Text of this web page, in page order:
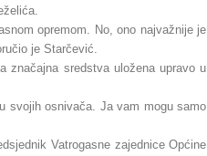
opremom. No, ono najvažnije je
je Starčević.
značajna sredstva uložena upravo u
svojih osnivača. Ja vam mogu samo
Vatrogasne zajednice Općine